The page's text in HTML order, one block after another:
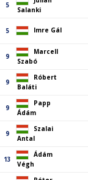
5
Salanki
5 Imre Gál
9
Marcell
Szabó
9
Róbert
Baláti
9
Papp
Ádám
9
Szalai
Antal
13
Ádám
Végh